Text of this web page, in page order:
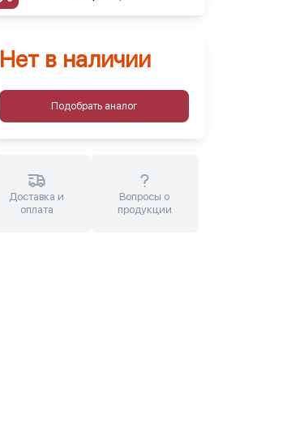
Нет в наличии
Подобрать аналог
Доставка и
оплата
Вопросы о
продукции